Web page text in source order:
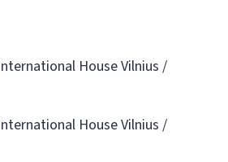
House Vilnius /
House Vilnius /